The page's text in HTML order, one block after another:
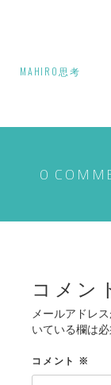
投
ナ
シ
MAHIRO思考
0
コメン
メールアドレ
いている欄は
コメント ※